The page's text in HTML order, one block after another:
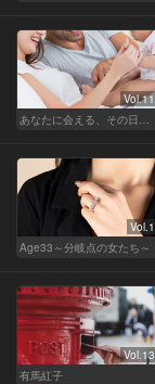
Vol.11
あなたに会える、その日まで
Vol.1
Age33～分岐点の女たち～
Vol.13
有馬紅子